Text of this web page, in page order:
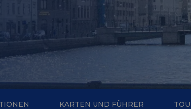
KARTEN UND FÜHRER